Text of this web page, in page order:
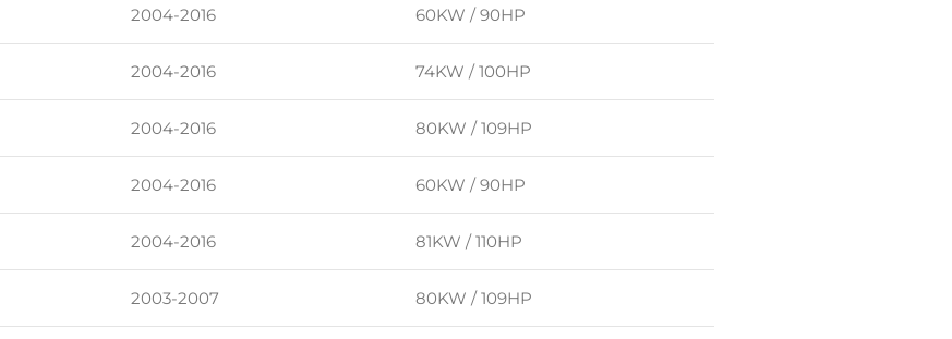
2004-2016 60KW / 90HP
2004-2016 74KW / 100HP
2004-2016 80KW / 109HP
2004-2016 60KW / 90HP
2004-2016 81KW / 110HP
2003-2007 80KW / 109HP